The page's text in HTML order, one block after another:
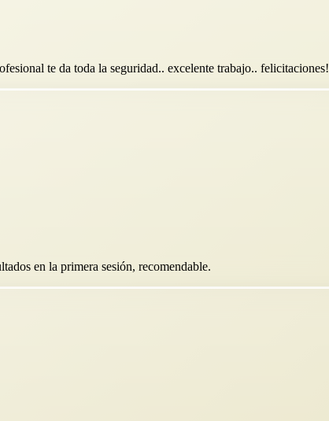
te da toda la seguridad.. excelente trabajo.. felicitaciones!
en la primera sesión, recomendable.